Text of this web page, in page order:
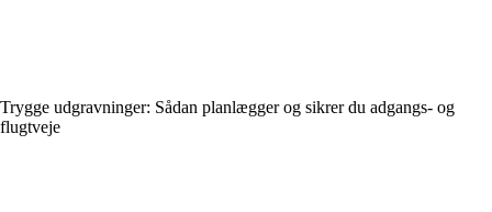
Trygge udgravninger: Sådan planlægger og sikrer du adgangs- og
flugtveje